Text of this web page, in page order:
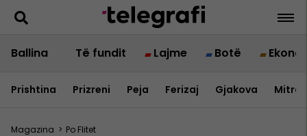
Ballina Të fundit Lajme Botë
Prishtina Prizreni Peja Ferizaj Gjakova
Magazina > Po Flitet